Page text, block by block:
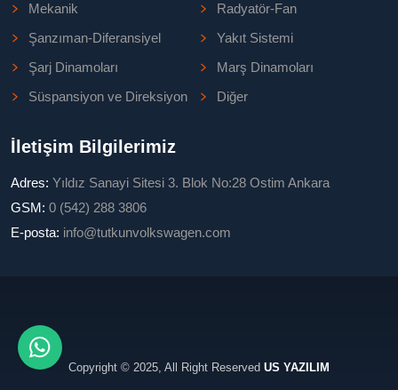
Mekanik
Radyatör-Fan
Şanzıman-Diferansiyel
Yakıt Sistemi
Şarj Dinamoları
Marş Dinamoları
Süspansiyon ve Direksiyon
Diğer
İletişim Bilgilerimiz
Adres: Yıldız Sanayi Sitesi 3. Blok No:28 Ostim Ankara
GSM: 0 (542) 288 3806
E-posta: info@tutkunvolkswagen.com
Copyright © 2025, All Right Reserved US YAZILIM